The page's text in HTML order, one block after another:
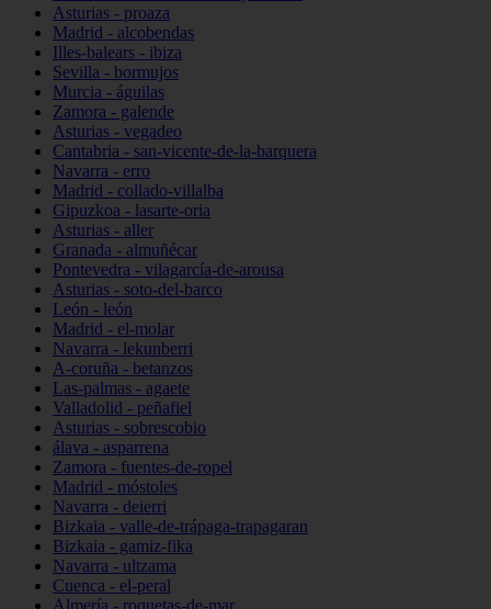
Asturias - proaza
Madrid - alcobendas
Illes-balears - ibiza
Sevilla - bormujos
Murcia - águilas
Zamora - galende
Asturias - vegadeo
Cantabria - san-vicente-de-la-barquera
Navarra - erro
Madrid - collado-villalba
Gipuzkoa - lasarte-oria
Asturias - aller
Granada - almuñécar
Pontevedra - vilagarcía-de-arousa
Asturias - soto-del-barco
León - león
Madrid - el-molar
Navarra - lekunberri
A-coruña - betanzos
Las-palmas - agaete
Valladolid - peñafiel
Asturias - sobrescobio
álava - asparrena
Zamora - fuentes-de-ropel
Madrid - móstoles
Navarra - deierri
Bizkaia - valle-de-trápaga-trapagaran
Bizkaia - gamiz-fika
Navarra - ultzama
Cuenca - el-peral
Almería - roquetas-de-mar